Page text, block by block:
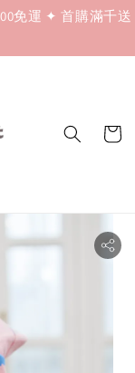
免運 ✦ 首購滿千送